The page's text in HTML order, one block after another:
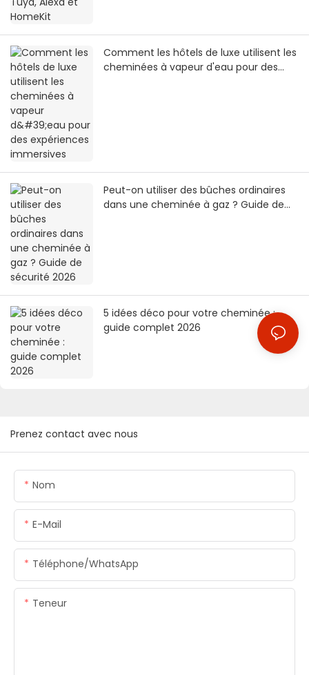
Comment les hôtels de luxe utilisent les
cheminées à vapeur d'eau pour des
Peut-on utiliser des bûches ordinaires
dans une cheminée à gaz ? Guide de
5 idées déco pour votre cheminée :
guide complet 2026
Prenez contact avec nous
Nom
E-Mail
Téléphone/WhatsApp
Teneur